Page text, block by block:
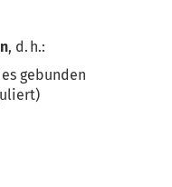
, d. h.:
gebunden